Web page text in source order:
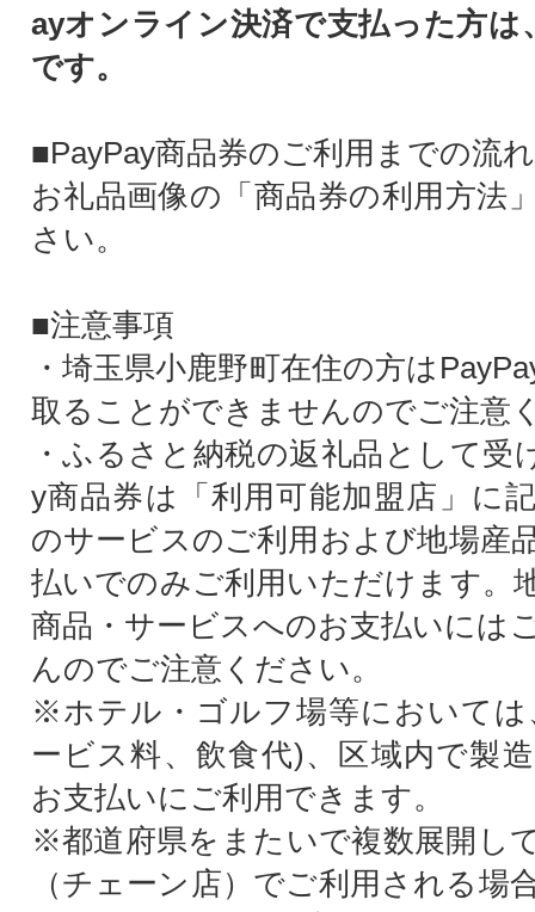
ayオンライン決済で支払った方は
です。
■PayPay商品券のご利用までの流れ
お礼品画像の「商品券の利用方法
さい。
■注意事項
・埼玉県小鹿野町在住の方は
取ることができませんのでご注意
・ふるさと納税の返礼品として受
y商品券は「利用可能加盟店」に
のサービスのご利用および地場産
払いでのみご利用いただけます。
商品・サービスへのお支払いには
んのでご注意ください。
※ホテル・ゴルフ場等においては
ービス料、飲食代)、区域内で製
お支払いにご利用できます。
※都道府県をまたいで複数展開し
（チェーン店）でご利用される場